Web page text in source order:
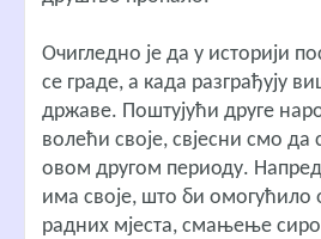
Очигледно је да у историји
се граде, а када разграђују
државе. Поштујући друге
волећи своје, свјесни смо да
овом другом периоду.
има своје, што би омогућило
радних мјеста, смањење